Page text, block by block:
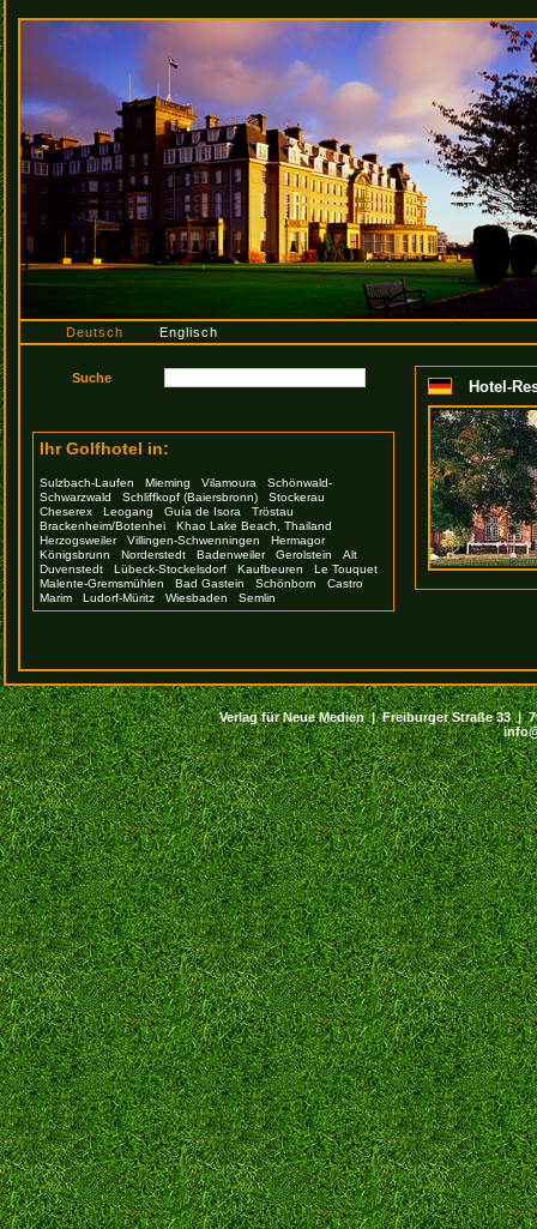
Deutsch Englisch
Ihr Golfhotel in:
Sulzbach-Laufen Mieming Vilamoura
Schönwald-
Schwarzwald
Schliffkopf (Baiersbronn)
Stockerau
Cheserex
Leogang Guía de Isora
Tröstau
Brackenheim/Botenhei
Khao Lake Beach, Thailand
Herzogsweiler
Villingen-Schwenningen
Hermagor
Königsbrunn
Norderstedt Badenweiler Gerolstein
Alt
Duvenstedt
Lübeck-Stockelsdorf Kaufbeuren
Le Touquet
Malente-Gremsmühlen
Bad Gastein Schönborn
Castro
Marim
Ludorf-Müritz Wiesbaden Semlin
Hotel-
Verlag für Neue Medien | Freiburger Straße 33 |